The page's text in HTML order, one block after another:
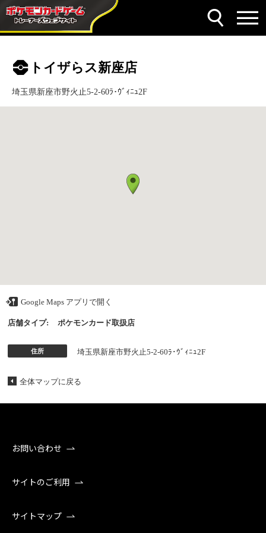
トイザらス新座店
埼玉県新座市野火止5-2-60ﾗ･ｳﾞｨﾆｭ2F
Google Maps アプリで開く
店舗タイプ: ポケモンカード取扱店
住所 埼玉県新座市野火止5-2-60ﾗ･ｳﾞｨﾆｭ2F
全体マップに戻る
お問い合わせ
サイトのご利用
サイトマップ